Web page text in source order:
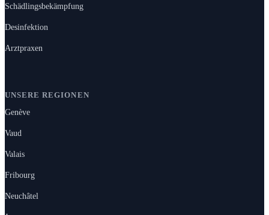
Schädlingsbekämpfung
Desinfektion
Arztpraxen
UNSERE REGIONEN
Genève
Vaud
Valais
Fribourg
Neuchâtel